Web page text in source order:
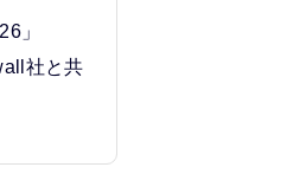
」
社と共